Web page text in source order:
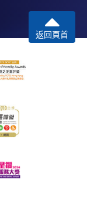
返回頁首